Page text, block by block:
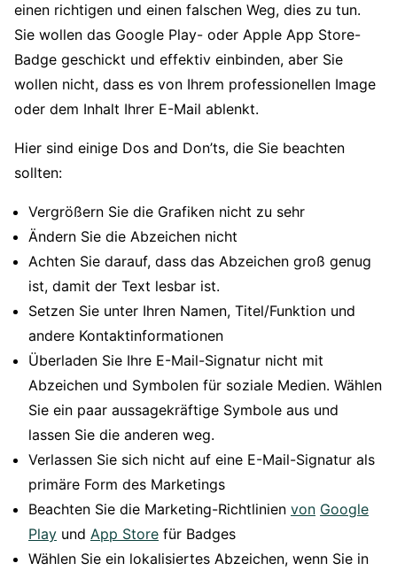
einen richtigen und einen falschen Weg, dies zu tun.
Sie wollen das Google Play- oder Apple App Store-
Badge geschickt und effektiv einbinden, aber Sie
wollen nicht, dass es von Ihrem professionellen Image
oder dem Inhalt Ihrer E-Mail ablenkt.
Hier sind einige Dos and Don’ts, die Sie beachten
sollten:
Vergrößern Sie die Grafiken nicht zu sehr
Ändern Sie die Abzeichen nicht
Achten Sie darauf, dass das Abzeichen groß genug
ist, damit der Text lesbar ist.
Setzen Sie unter Ihren Namen, Titel/Funktion und
andere Kontaktinformationen
Überladen Sie Ihre E-Mail-Signatur nicht mit
Abzeichen und Symbolen für soziale Medien. Wählen
Sie ein paar aussagekräftige Symbole aus und
lassen Sie die anderen weg.
Verlassen Sie sich nicht auf eine E-Mail-Signatur als
primäre Form des Marketings
Beachten Sie die Marketing-Richtlinien von Google
Play und App Store für Badges
Wählen Sie ein lokalisiertes Abzeichen, wenn Sie in